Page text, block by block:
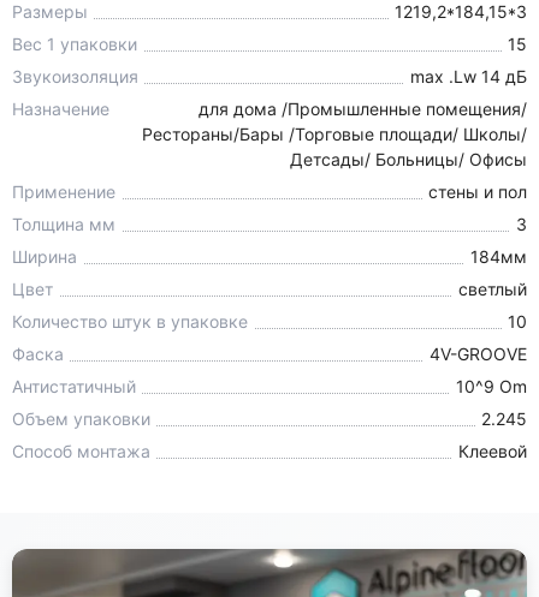
Размеры
1219,2*184,15*3
Вес 1 упаковки
15
Звукоизоляция
max .Lw 14 дБ
Назначение
для дома /Промышленные помещения/
Рестораны/Бары /Торговые площади/ Школы/
Детсады/ Больницы/ Офисы
Применение
стены и пол
Толщина мм
3
Ширина
184мм
Цвет
светлый
Количество штук в упаковке
10
Фаска
4V-GROOVE
Антистатичный
10^9 Om
Объем упаковки
2.245
Способ монтажа
Клеевой